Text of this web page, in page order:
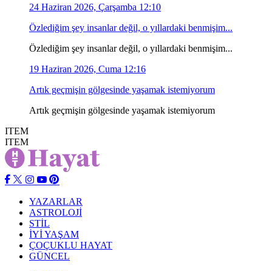
24 Haziran 2026, Çarşamba 12:10
Özlediğim şey insanlar değil, o yıllardaki benmişim...
Özlediğim şey insanlar değil, o yıllardaki benmişim...
19 Haziran 2026, Cuma 12:16
Artık geçmişin gölgesinde yaşamak istemiyorum
Artık geçmişin gölgesinde yaşamak istemiyorum
ITEM
ITEM
YAZARLAR
ASTROLOJİ
STİL
İYİ YAŞAM
ÇOÇUKLU HAYAT
GÜNCEL